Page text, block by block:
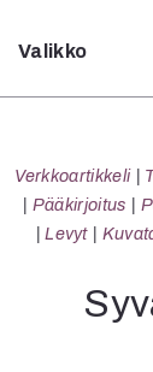
Sulje
Valikko
Verkkoartikkeli
Pääkirjoitus
Levyt